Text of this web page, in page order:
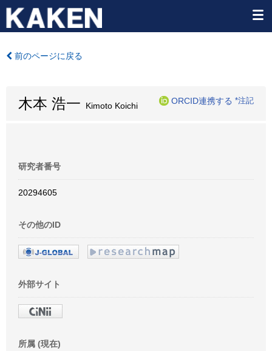
前のページに戻る
木本 浩一 Kimoto Koichi
ORCID連携する *注記
研究者番号
20294605
その他のID
外部サイト
所属 (現在)